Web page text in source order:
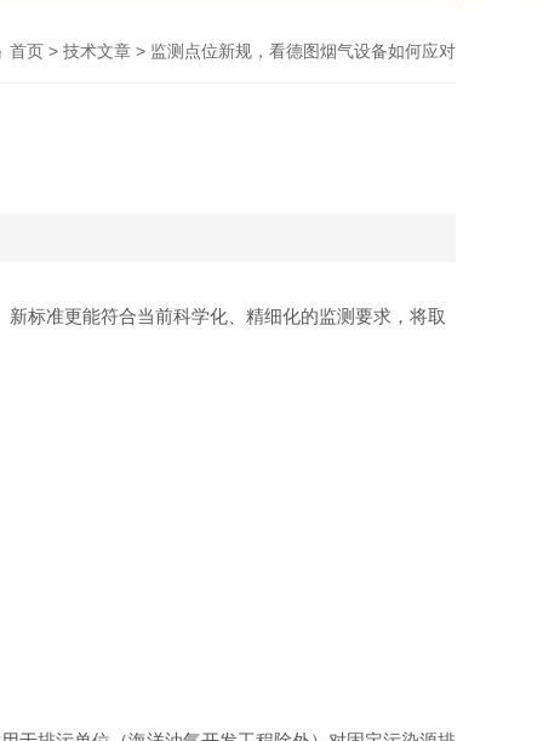
首页 > 技术文章 > 监测点位新规，看德图烟气设备如何应对
标准更能符合当前科学化、精细化的监测要求，将取